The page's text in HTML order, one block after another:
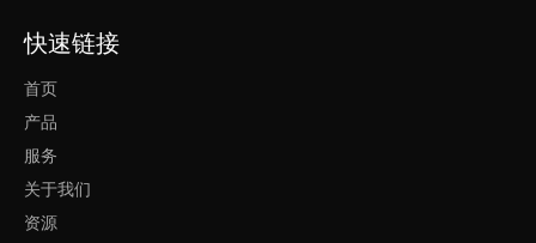
快速链接
首页
产品
服务
关于我们
资源